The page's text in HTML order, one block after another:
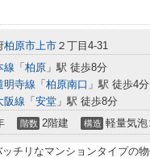
柏原市上市 ２丁目4-31
線 「 柏原 」駅 徒歩8分
明寺線 「 柏原南口 」駅 徒歩4分
阪線 「 安堂 」駅 徒歩8分
階数 2階建 構造 軽量気泡
チリなマンションタイプの